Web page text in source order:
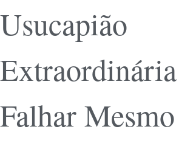
Usucapião
Falhar